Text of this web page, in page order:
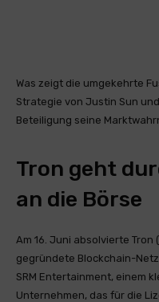
Was zeigt die umgekehrte
Strategie von Justin Sun
Beteiligung seine
Tron geht
an die Börse
Am 16. Juni absolvierte Tron
gegründete Blockchain-
SRM Entertainment, einem
Unternehmen, das für die